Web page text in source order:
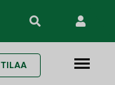
TILAA